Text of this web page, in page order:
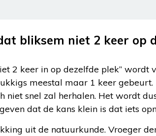
bliksem niet 2 keer op
2 keer in op dezelfde plek”
meestal maar 1 keer
niet snel zal herhalen. Het wordt
dat de kans klein is dat iets
uit de natuurkunde. Vroeger